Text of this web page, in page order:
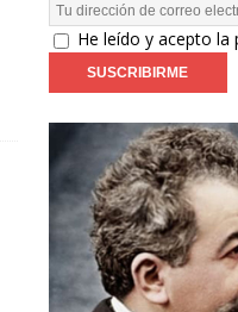
He leído y acepto la